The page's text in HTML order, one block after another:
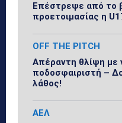
Επέστρεψε από το
προετοιμασίας η
OFF THE PITCH
Απέραντη θλίψη με
ποδοσφαιριστή –
λάθος!
ΑΕΛ